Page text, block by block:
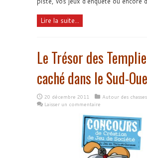
Lire la suite...
Le Trésor des
caché dans le Sud-
20 décembre 2011
Autour des
Laisser un commentaire